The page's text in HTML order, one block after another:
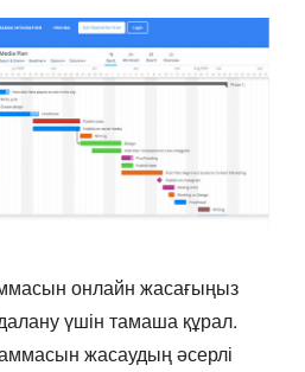
онлайн жасағыңыз
үшін тамаша құрал.
жасаудың әсерлі